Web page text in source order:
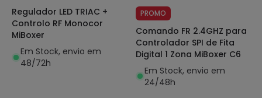
Regulador LED TRIAC +
Controlo RF Monocor
MiBoxer
Em Stock, envio em
48/72h
PROMO
Comando FR 2.4GHZ para
Controlador SPI de Fita
Digital 1 Zona MiBoxer C6
Em Stock, envio em
24/48h